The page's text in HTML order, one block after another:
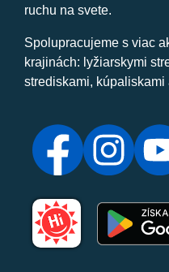
ruchu na svete.
Spolupracujeme s viac
krajinách: lyžiarskymi
strediskami, kúpaliskami